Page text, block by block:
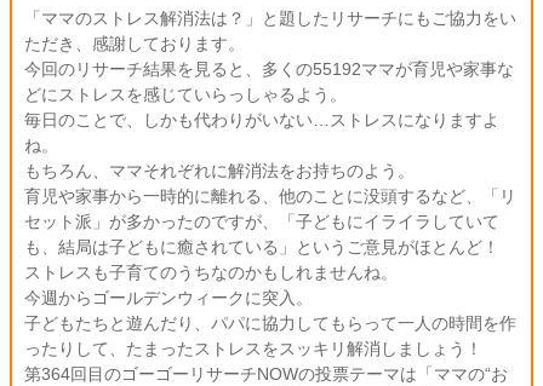
「ママのストレス解消法は？」と題したリサーチにもご協力をい
ただき、感謝しております。
今回のリサーチ結果を見ると、多くの55192ママが育児や家事な
どにストレスを感じていらっしゃるよう。
毎日のことで、しかも代わりがいない…ストレスになりますよ
ね。
もちろん、ママそれぞれに解消法をお持ちのよう。
育児や家事から一時的に離れる、他のことに没頭するなど、「リ
セット派」が多かったのですが、「子どもにイライラしていて
も、結局は子どもに癒されている」というご意見がほとんど！
ストレスも子育てのうちなのかもしれませんね。
今週からゴールデンウィークに突入。
子どもたちと遊んだり、パパに協力してもらって一人の時間を作
ったりして、たまったストレスをスッキリ解消しましょう！
第364回目のゴーゴーリサーチNOWの投票テーマは「ママの“お